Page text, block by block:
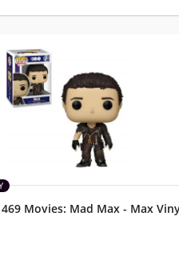
Movies: Mad Max - Max